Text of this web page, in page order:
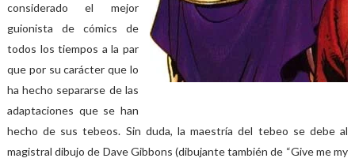
considerado el mejor
guionista de cómics de
todos los tiempos a la par
que por su carácter que lo
ha hecho separarse de las
adaptaciones que se han
hecho de sus tebeos. Sin duda, la maestría del tebeo se debe al
magistral dibujo de Dave Gibbons (dibujante también de “Give me my